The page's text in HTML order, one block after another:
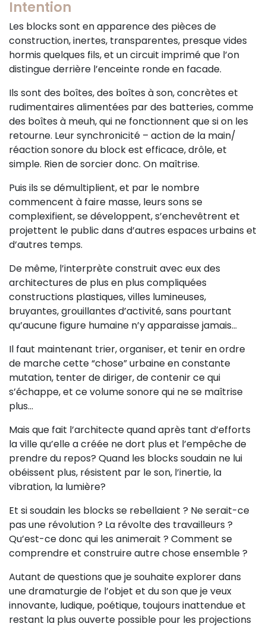
Intention
Les blocks sont en apparence des pièces de
construction, inertes, transparentes, presque vides
hormis quelques fils, et un circuit imprimé que l’on
distingue derrière l’enceinte ronde en facade.
Ils sont des boîtes, des boîtes à son, concrètes et
rudimentaires alimentées par des batteries, comme
des boîtes à meuh, qui ne fonctionnent que si on les
retourne. Leur synchronicité – action de la main/
réaction sonore du block est efficace, drôle, et
simple. Rien de sorcier donc. On maîtrise.
Puis ils se démultiplient, et par le nombre
commencent à faire masse, leurs sons se
complexifient, se développent, s’enchevêtrent et
projettent le public dans d’autres espaces urbains et
d’autres temps.
De même, l’interprète construit avec eux des
architectures de plus en plus compliquées
constructions plastiques, villes lumineuses,
bruyantes, grouillantes d’activité, sans pourtant
qu’aucune figure humaine n’y apparaisse jamais…
Il faut maintenant trier, organiser, et tenir en ordre
de marche cette “chose” urbaine en constante
mutation, tenter de diriger, de contenir ce qui
s’échappe, et ce volume sonore qui ne se maîtrise
plus…
Mais que fait l’architecte quand après tant d’efforts
la ville qu’elle a créée ne dort plus et l’empêche de
prendre du repos? Quand les blocks soudain ne lui
obéissent plus, résistent par le son, l’inertie, la
vibration, la lumière?
Et si soudain les blocks se rebellaient ? Ne serait-ce
pas une révolution ? La révolte des travailleurs ?
Qu’est-ce donc qui les animerait ? Comment se
comprendre et construire autre chose ensemble ?
Autant de questions que je souhaite explorer dans
une dramaturgie de l’objet et du son que je veux
innovante, ludique, poétique, toujours inattendue et
restant la plus ouverte possible pour les projections